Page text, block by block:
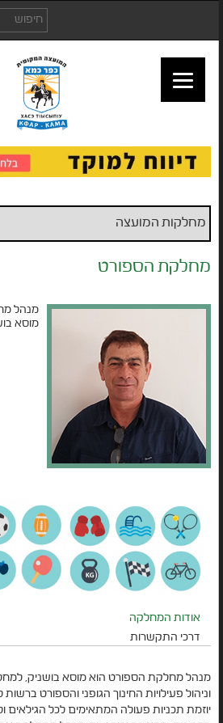
מחלקת הספורט
מנהל
מוסא
אודות המחלקה
דרכי התקשרות
מנהל מחלקת הספורט הוא מוסא בושניק,
וניהול פעילויות החינוך הגופני והספורט
יוזמת תכניות פעולה המתאימים לכל הגילאים